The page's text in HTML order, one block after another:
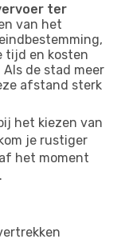
ter
van het
tijd en kosten
de stad meer
afstand sterk
het kiezen van
je rustiger
het moment